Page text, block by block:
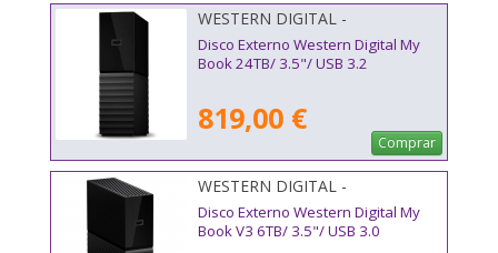
WESTERN DIGITAL -
WDBBGB0240HBK-EESN
Disco Externo Western Digital My
Book 24TB/ 3.5"/ USB 3.2
819,00 €
Comprar
WESTERN DIGITAL -
WDBBGB0060HBK-EESN
Disco Externo Western Digital My
Book V3 6TB/ 3.5"/ USB 3.0